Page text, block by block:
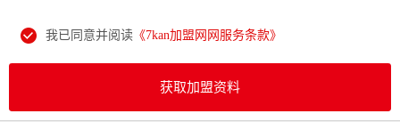
我已同意并阅读 《7kan加盟网网服务条款》
获取加盟资料